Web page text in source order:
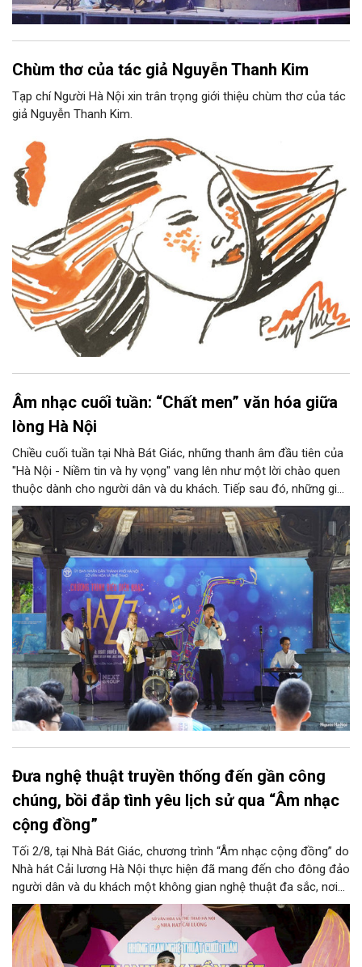
Chùm thơ của tác giả Nguyễn Thanh Kim
Tạp chí Người Hà Nội xin trân trọng giới thiệu chùm thơ của tác
giả Nguyễn Thanh Kim.
Âm nhạc cuối tuần: “Chất men” văn hóa giữa
lòng Hà Nội
Chiều cuối tuần tại Nhà Bát Giác, những thanh âm đầu tiên của
"Hà Nội - Niềm tin và hy vọng" vang lên như một lời chào quen
thuộc dành cho người dân và du khách. Tiếp sau đó, những giai
điệu jazz kinh điển của thế giới lần lượt cất lên qua phần biểu
diễn của NSƯT Quyền Văn Minh và các nghệ sĩ Bình Minh Jazz
Club, mở ra một không gian âm nhạc giàu cảm xúc ngay giữa
trung tâm Thủ đô.
Đưa nghệ thuật truyền thống đến gần công
chúng, bồi đắp tình yêu lịch sử qua “Âm nhạc
cộng đồng”
Tối 2/8, tại Nhà Bát Giác, chương trình “Âm nhạc cộng đồng” do
Nhà hát Cải lương Hà Nội thực hiện đã mang đến cho đông đảo
người dân và du khách một không gian nghệ thuật đa sắc, nơi
những làn điệu cải lương, ca cổ, tân cổ và các tiết mục múa
hòa quyện trong không gian của phố đi bộ hồ Hoàn Kiếm. Đặc
biệt, chương trình có sự giao lưu của các nghệ sĩ đến từ
phương Nam, góp phần tạo nên cuộc gặp gỡ nghệ thuật giàu